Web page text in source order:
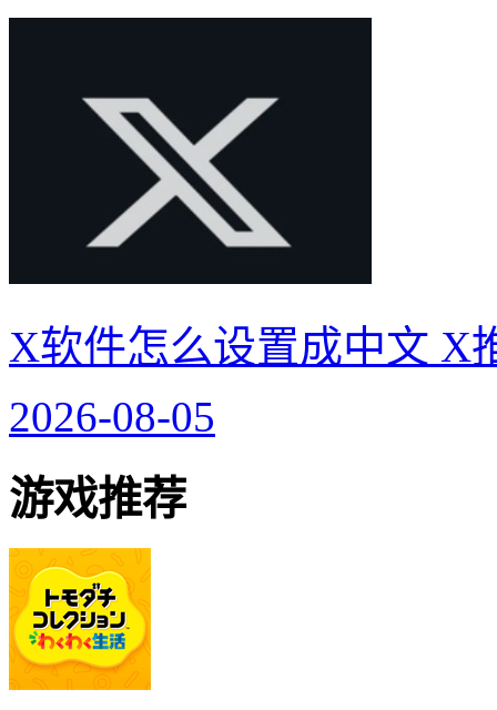
X软件怎么设置成中文 X
2026-08-05
游戏推荐